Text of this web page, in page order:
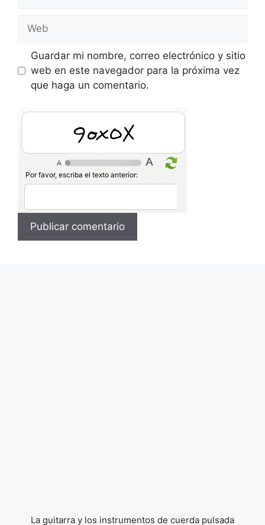
Guardar mi nombre, correo electrónico y sitio
web en este navegador para la próxima vez
que haga un comentario.
zfZ8n
Por favor, escriba el texto anterior:
La guitarra y los instrumentos de cuerda pulsada